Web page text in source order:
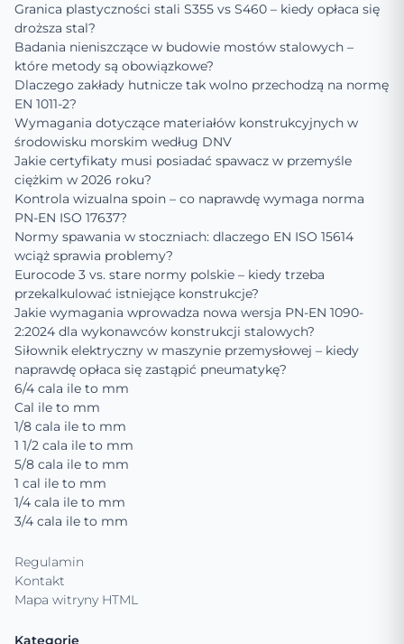
Granica plastyczności stali S355 vs S460 – kiedy opłaca się
droższa stal?
Badania nieniszczące w budowie mostów stalowych –
które metody są obowiązkowe?
Dlaczego zakłady hutnicze tak wolno przechodzą na normę
EN 1011-2?
Wymagania dotyczące materiałów konstrukcyjnych w
środowisku morskim według DNV
Jakie certyfikaty musi posiadać spawacz w przemyśle
ciężkim w 2026 roku?
Kontrola wizualna spoin – co naprawdę wymaga norma
PN-EN ISO 17637?
Normy spawania w stoczniach: dlaczego EN ISO 15614
wciąż sprawia problemy?
Eurocode 3 vs. stare normy polskie – kiedy trzeba
przekalkulować istniejące konstrukcje?
Jakie wymagania wprowadza nowa wersja PN-EN 1090-
2:2024 dla wykonawców konstrukcji stalowych?
Siłownik elektryczny w maszynie przemysłowej – kiedy
naprawdę opłaca się zastąpić pneumatykę?
6/4 cala ile to mm
Cal ile to mm
1/8 cala ile to mm
1 1/2 cala ile to mm
5/8 cala ile to mm
1 cal ile to mm
1/4 cala ile to mm
3/4 cala ile to mm
Regulamin
Kontakt
Mapa witryny HTML
Kategorie